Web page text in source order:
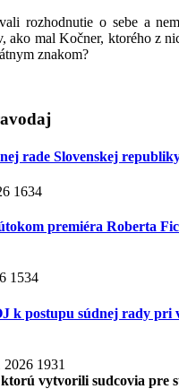
rozhodnutie o sebe a
ako mal Kočner, ktorého z
znakom?
rade Slovenskej
1634
premiéra Roberta
1534
k postupu súdnej rady pri
2026 1931
vytvorili sudcovia pre